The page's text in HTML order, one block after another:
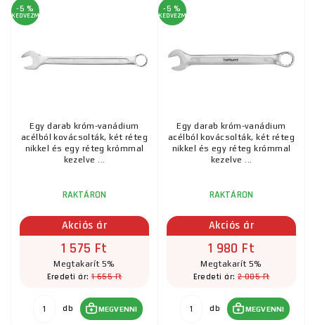
-5 %
KEDVEZMÉNY
Egy darab króm-vanádium
acélból kovácsolták, két réteg
nikkel és egy réteg krómmal
kezelve ...
RAKTÁRON
Akciós ár
1 575 Ft
Megtakarít 5%
Eredeti ár:1 655 Ft
db MEGVENNI
-5 %
KEDVEZMÉNY
Egy darab króm-vanádium
acélból kovácsolták, két réteg
nikkel és egy réteg krómmal
kezelve ...
RAKTÁRON
Akciós ár
1 980 Ft
Megtakarít 5%
Eredeti ár:2 085 Ft
db MEGVENNI